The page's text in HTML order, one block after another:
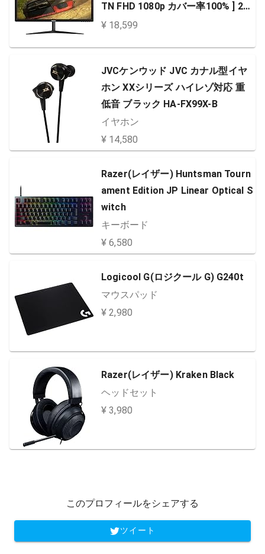
TN FHD 1080p カバー率100% ] 24
型 ゲーミングモニター [HDMI,USB
¥ 18,599
JVCケンウッド JVC カナル型イヤ
ホン XXシリーズ ハイレゾ対応 重
低音 ブラック HA-FX99X-B
イヤホン
¥ 14,580
Razer(レイザー) Huntsman Tourn
ament Edition JP Linear Optical S
witch
キーボード
¥ 6,580
Logicool G(ロジクール G) G240t
マウスパッド
¥ 2,980
Razer(レイザー) Kraken Black
ヘッドセット
¥ 3,980
このプロフィールをシェアする
ツイート